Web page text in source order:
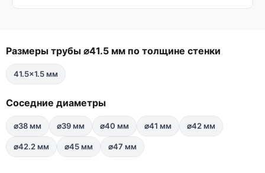
Размеры трубы ⌀41.5 мм по толщине стенки
41.5×1.5 мм
Соседние диаметры
⌀38 мм ⌀39 мм ⌀40 мм ⌀41 мм ⌀42 мм
⌀42.2 мм ⌀45 мм ⌀47 мм